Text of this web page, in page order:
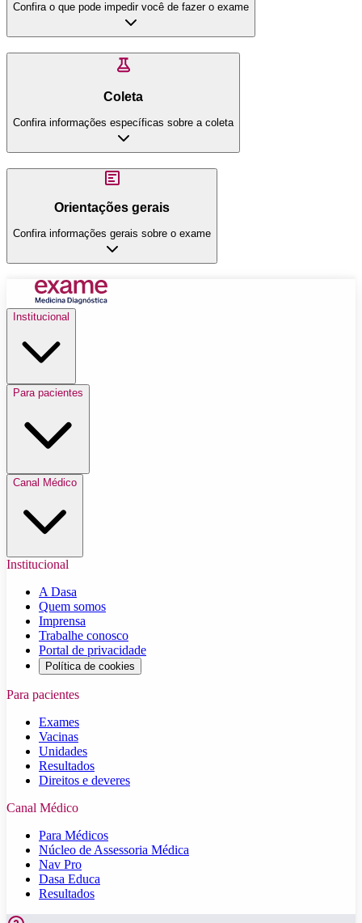
Confira o que pode impedir você de fazer o exame
Coleta
Confira informações específicas sobre a coleta
Orientações gerais
Confira informações gerais sobre o exame
Institucional
Para pacientes
Canal Médico
Institucional
A Dasa
Quem somos
Imprensa
Trabalhe conosco
Portal de privacidade
Política de cookies
Para pacientes
Exames
Vacinas
Unidades
Resultados
Direitos e deveres
Canal Médico
Para Médicos
Núcleo de Assessoria Médica
Nav Pro
Dasa Educa
Resultados